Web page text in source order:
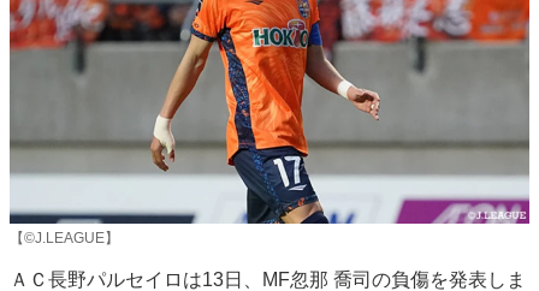
【©J.LEAGUE】
ＡＣ長野パルセイロは13日、MF忽那 喬司の負傷を発表しま